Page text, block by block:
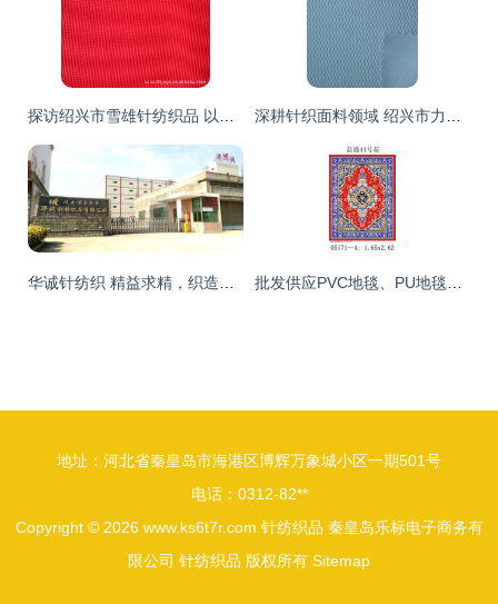
地址：河北省秦皇岛市海港区博辉万象城小区一期501号
电话：0312-82**
Copyright © 2026 www.ks6t7r.com 针纺织品 秦皇岛乐标电子商务有
限公司 针纺织品 版权所有 Sitemap